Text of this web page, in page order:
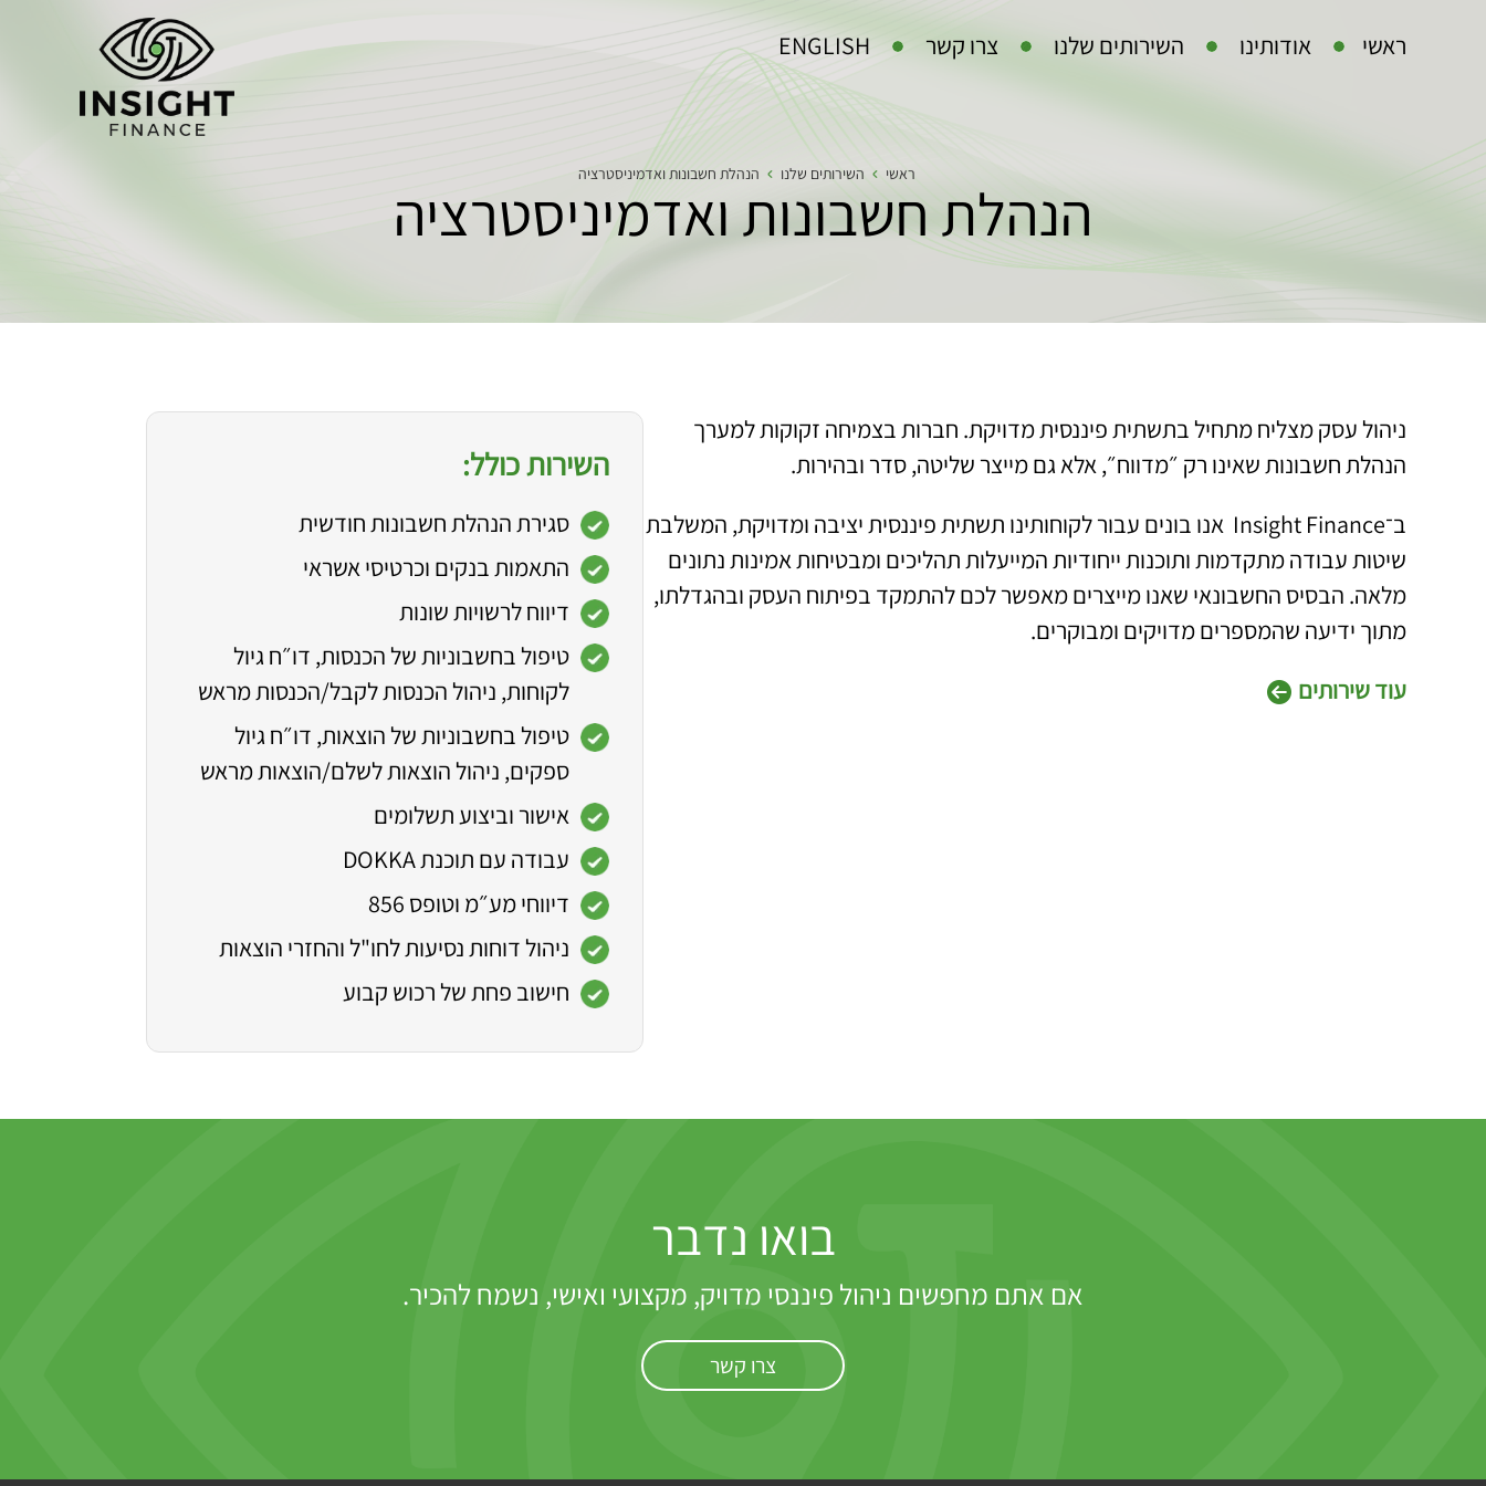
ראשי אודותינו השירותים שלנו צרו קשר ENGLISH
ראשי השירותים שלנו הנהלת חשבונות ואדמיניסטרציה
הנהלת חשבונות ואדמיניסטרציה
ניהול עסק מצליח מתחיל בתשתית פיננסית מדויקת. חברות בצמיחה זקוקות למערך
הנהלת חשבונות שאינו רק ״מדווח״, אלא גם מייצר שליטה, סדר ובהירות.
ב־Insight Finance אנו בונים עבור לקוחותינו תשתית פיננסית יציבה ומדויקת, המשלבת
שיטות עבודה מתקדמות ותוכנות ייחודיות המייעלות תהליכים ומבטיחות אמינות נתונים
מלאה. הבסיס החשבונאי שאנו מייצרים מאפשר לכם להתמקד בפיתוח העסק ובהגדלתו,
מתוך ידיעה שהמספרים מדויקים ומבוקרים.
עוד שירותים
השירות כולל:
סגירת הנהלת חשבונות חודשית
התאמות בנקים וכרטיסי אשראי
דיווח לרשויות שונות
טיפול בחשבוניות של הכנסות, דו״ח גיול
לקוחות, ניהול הכנסות לקבל/הכנסות מראש
טיפול בחשבוניות של הוצאות, דו״ח גיול
ספקים, ניהול הוצאות לשלם/הוצאות מראש
אישור וביצוע תשלומים
עבודה עם תוכנת DOKKA
דיווחי מע״מ וטופס 856
ניהול דוחות נסיעות לחו"ל והחזרי הוצאות
חישוב פחת של רכוש קבוע
בואו נדבר
אם אתם מחפשים ניהול פיננסי מדויק, מקצועי ואישי, נשמח להכיר.
צרו קשר